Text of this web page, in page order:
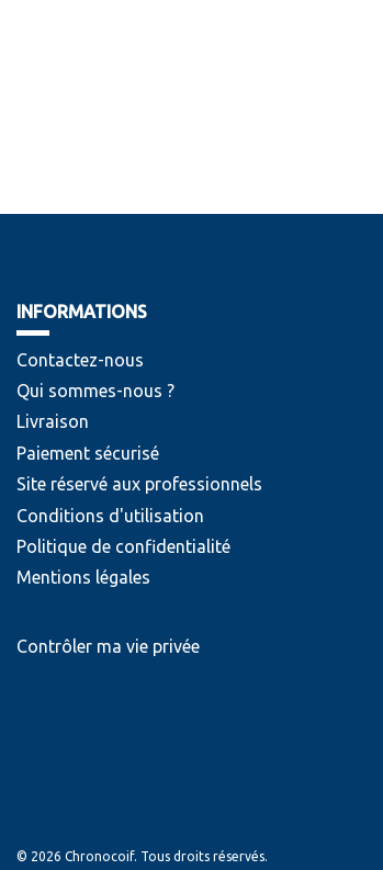
INFORMATIONS
Contactez-nous
Qui sommes-nous ?
Livraison
Paiement sécurisé
Site réservé aux professionnels
Conditions d'utilisation
Politique de confidentialité
Mentions légales
Contrôler ma vie privée
© 2026 Chronocoif. Tous droits réservés.